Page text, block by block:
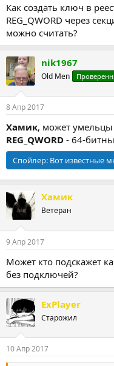
а
Как создать ключ в
REG_QWORD через
можно считать?
nik1967
Old Men
8 Апр 2017
Хамик, может умельцы
REG_QWORD - 64-
Спойлер: Вот известные
Хамик
Ветеран
9 Апр 2017
Может кто подскажет
без подключей?
ExPlayer
Старожил
10 Апр 2017